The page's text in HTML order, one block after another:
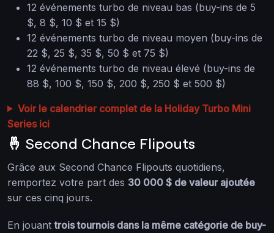
12 événements turbo de niveau bas (buy-ins de 5
$, 8 $, 10 $ et 15 $)
12 événements turbo de niveau moyen (buy-ins de
22 $, 25 $, 35 $, 50 $ et 75 $)
12 événements turbo de niveau élevé (buy-ins de
88 $, 100 $, 150 $, 200 $, 250 $ et 500 $)
Voir le calendrier complet de la Holiday Turbo Mini
Series ici
🤞 Second Chance Flipouts
Grâce aux Second Chance Flipouts quotidiens,
remportez votre part des 30 000 $ de valeur ajoutée
sur ces cinq jours.
En jouanttrois tournois dans la même catégorie de buy-